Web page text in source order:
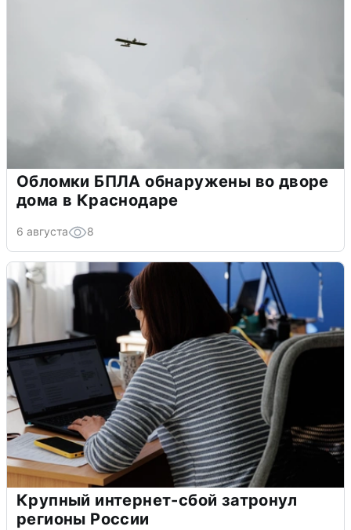
Обломки БПЛА обнаружены во дворе
дома в Краснодаре
6 августа 8
Крупный интернет-сбой затронул
регионы России